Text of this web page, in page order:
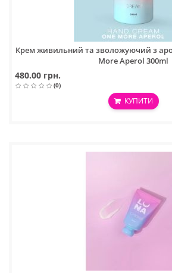
Крем живильний та зволожуючий з
More Aperol 300ml
480.00 грн.
(0)
КУПИТИ